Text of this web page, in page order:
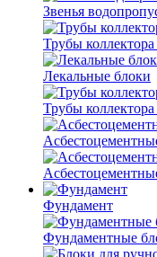
Звенья
Трубы
Лекальные блоки
Трубы
Фундамент
Фундаментные